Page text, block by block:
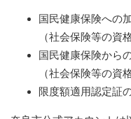
国民健康保険への
（社会保険等の資
国民健康保険から
（社会保険等の資
限度額適用認定証